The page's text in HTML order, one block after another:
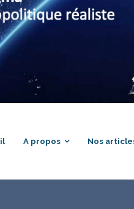
A propos Nos